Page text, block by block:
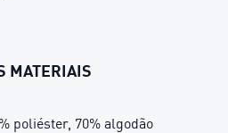
MATERIAIS
poliéster, 70% algodão